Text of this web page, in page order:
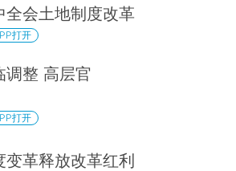
全会土地制度改革
打开
调整 高层官
打开
变革释放改革红利